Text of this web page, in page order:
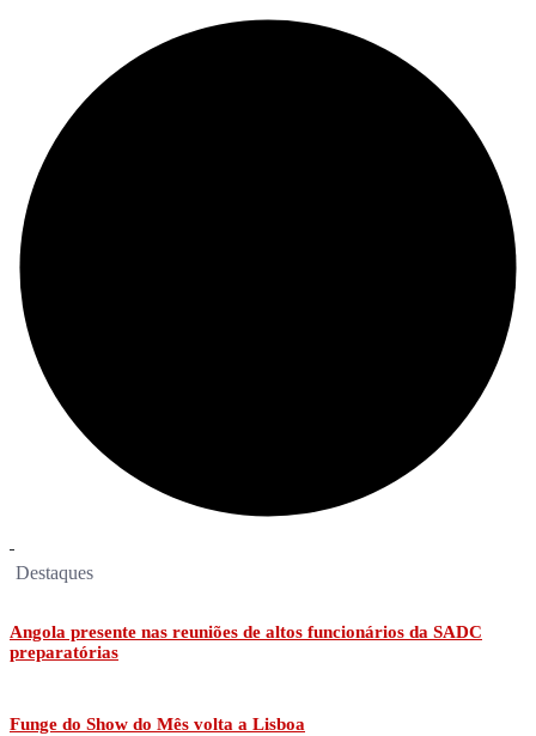
Destaques
Angola presente nas reuniões de altos funcionários da SADC
preparatórias
Funge do Show do Mês volta a Lisboa